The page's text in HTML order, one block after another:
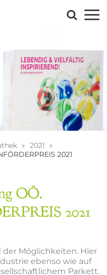
2021
2021
OÖ.
2021
der Möglichkeiten. Hier
ebenso wie auf
Parkett.